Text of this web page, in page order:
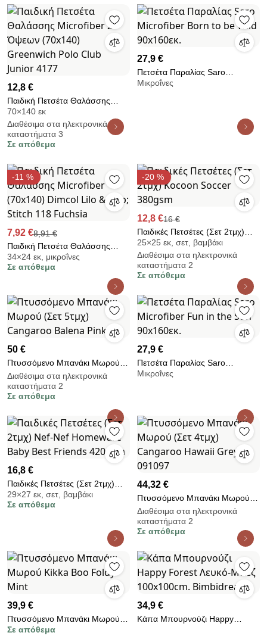
12,8 €
Παιδική Πετσέτα Θαλάσσης
Microfiber 2 Όψεων (70x140)
Greenwich Polo Club Junior
4177
70×140 εκ
Διαθέσιμα στα ηλεκτρονικά
καταστήματα 3
Σε απόθεμα
27,9 €
Πετσέτα Παραλίας Saro
Microfiber Born to be Wild
Μικροΐνες
-11 %
7,92 €8,91 €
Παιδική Πετσέτα Θαλάσσης
Microfiber (70x140) Dimcol Lilo
&amp; Stitch 118 Fuchsia
34×24 εκ, μικροΐνες
Σε απόθεμα
-20 %
12,8 €16 €
Παιδικές Πετσέτες (Σετ 2τμχ)
Kocoon Soccer 380gsm
25×25 εκ, σετ, βαμβάκι
Διαθέσιμα στα ηλεκτρονικά
καταστήματα 2
Σε απόθεμα
50 €
Πτυσσόμενο Μπανάκι Μωρού
(Σετ 5τμχ) Cangaroo Balena
Pink
Διαθέσιμα στα ηλεκτρονικά
καταστήματα 2
Σε απόθεμα
27,9 €
Πετσέτα Παραλίας Saro
Microfiber Fun in the Sun
Μικροΐνες
16,8 €
Παιδικές Πετσέτες (Σετ 2τμχ)
Nef-Nef Homeware Baby Best
Friends 420gsm
29×27 εκ, σετ, βαμβάκι
Σε απόθεμα
44,32 €
Πτυσσόμενο Μπανάκι Μωρού
(Σετ 4τμχ) Cangaroo Hawaii
Grey 091097
Διαθέσιμα στα ηλεκτρονικά
καταστήματα 2
Σε απόθεμα
39,9 €
Πτυσσόμενο Μπανάκι Μωρού
Kikka Boo Foldy Mint
Σε απόθεμα
34,9 €
Κάπα Μπουρνούζι Happy